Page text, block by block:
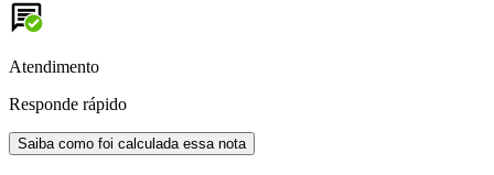
Atendimento
Responde rápido
Saiba como foi calculada essa nota